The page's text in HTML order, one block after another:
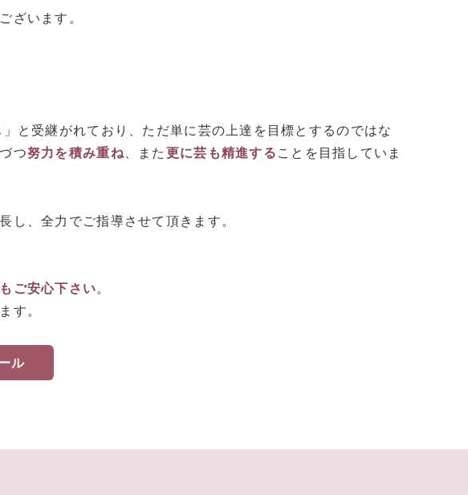
ざいます。
」と受継がれており、ただ単に芸の上達を目標とするのではな
つ努力を積み重ね、また更に芸も精進することを目指していま
、全力でご指導させて頂きます。
ご安心下さい。
す。
ル